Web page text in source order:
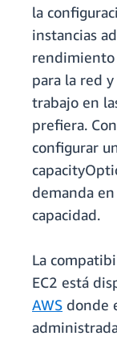
la
instancias
rendimiento
para la red
trabajo en
prefiera.
configurar
demanda
capacidad.
La
EC2 está
AWS donde